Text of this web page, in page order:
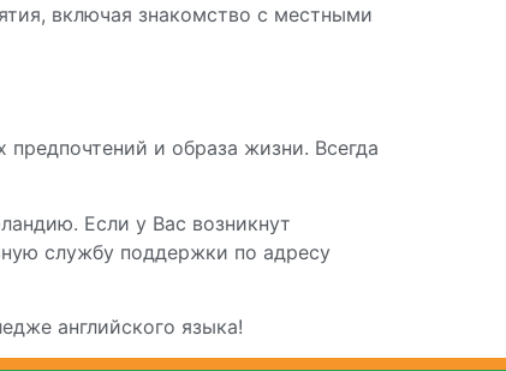
включая знакомство с местными
и образа жизни. Всегда
Если у Вас возникнут
службу поддержки по адресу
английского языка!